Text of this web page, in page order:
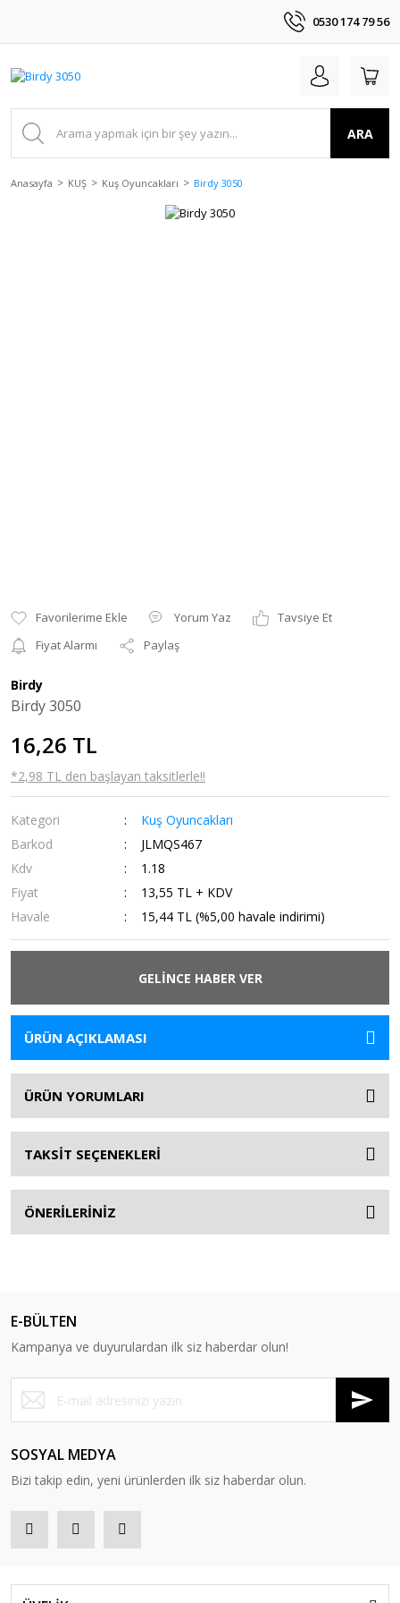
0530 174 79 56
ARA
Anasayfa KUŞ Kuş Oyuncakları Birdy 3050
Yorum Yaz
Tavsiye Et
Fiyat Alarmı
Paylaş
Birdy
Birdy 3050
16,26 TL
*2,98 TL den başlayan taksitlerle!!
Kategori
Kuş Oyuncakları
Barkod
JLMQS467
Kdv
1.18
Fiyat
13,55 TL + KDV
Havale
15,44 TL (%5,00 havale indirimi)
GELİNCE HABER VER
ÜRÜN AÇIKLAMASI
ÜRÜN YORUMLARI
TAKSİT SEÇENEKLERİ
ÖNERİLERİNİZ
E-BÜLTEN
Kampanya ve duyurulardan ilk siz haberdar olun!
SOSYAL MEDYA
Bizi takip edin, yeni ürünlerden ilk siz haberdar olun.